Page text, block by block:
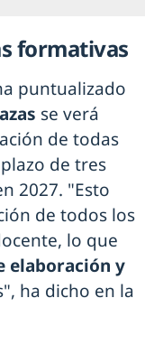
formativas
puntualizado
se verá
de todas
de tres
2027. "Esto
de todos los
lo que
elaboración y
ha dicho en la